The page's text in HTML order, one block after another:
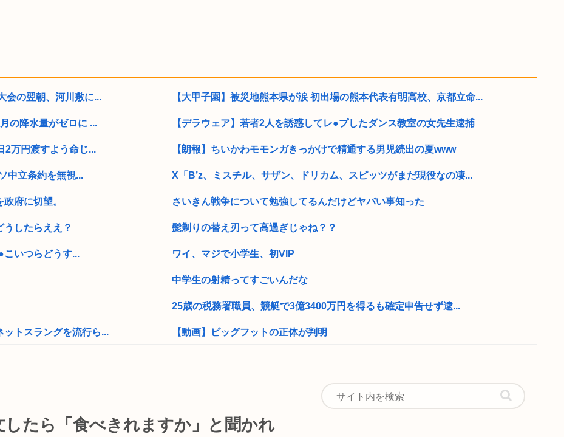
会の翌朝、河川敷に...
の降水量がゼロに ...
2万円渡すよう命じ...
中立条約を無視...
府に切望。
したらええ？
いつらどうす...
ットスラングを流行ら...
【大甲子園】被災地熊本県が涙 初出場の熊本代表有明高校、京都立命...
【デラウェア】若者2人を誘惑してレ●プしたダンス教室の女先生逮捕
【朗報】ちいかわモモンガきっかけで精通する男児続出の夏www
X「B’z、ミスチル、サザン、ドリカム、スピッツがまだ現役なの凄...
さいきん戦争について勉強してるんだけどヤバい事知った
髭剃りの替え刃って高過ぎじゃね？？
ワイ、マジで小学生、初VIP
中学生の射精ってすごいんだな
25歳の税務署職員、競艇で3億3400万円を得るも確定申告せず逮...
【動画】ビッグフットの正体が判明
中国さん、SNSで「スシロータワー」が大流行→14時間待ちで整理...
謎の新人女性声優H、彗星の如く水着で現れ声優水着界隈をざわつかせ...
たら「食べきれますか」と聞かれ